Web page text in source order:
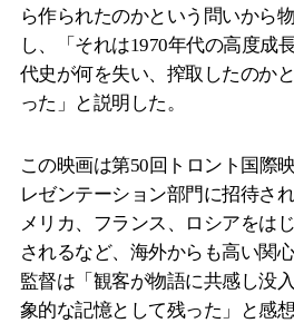
ら作られたのかという問いから
し、「それは1970年代の高度成
代史が何を失い、搾取したのか
った」と説明した。
この映画は第50回トロント国際
レゼンテーション部門に招待さ
メリカ、フランス、ロシアをは
されるなど、海外からも高い関
監督は「観客が物語に共感し没
象的な記憶として残った」と感想